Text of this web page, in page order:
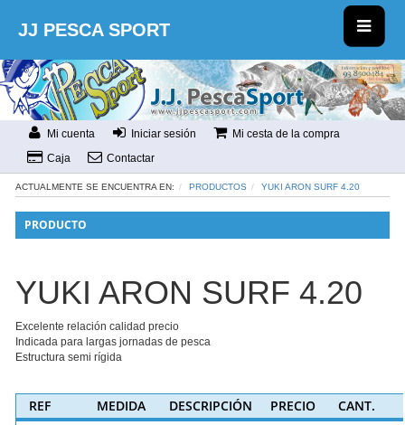
JJ PESCA SPORT
Mi cuenta Iniciar sesión
Mi cesta de la compra
Caja
Contactar
ACTUALMENTE SE ENCUENTRA EN: PRODUCTOS YUKI ARON SURF 4.20
PRODUCTO
YUKI ARON SURF 4.20
Excelente relación calidad precio
Indicada para largas jornadas de pesca
Estructura semi rígida
REF MEDIDA DESCRIPCIÓN PRECIO CANT.